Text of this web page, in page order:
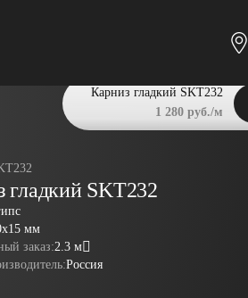
гладкий SKT232
мм
заказ:2.3 м
Россия
Карниз гладкий SKT232
1 280 руб./м